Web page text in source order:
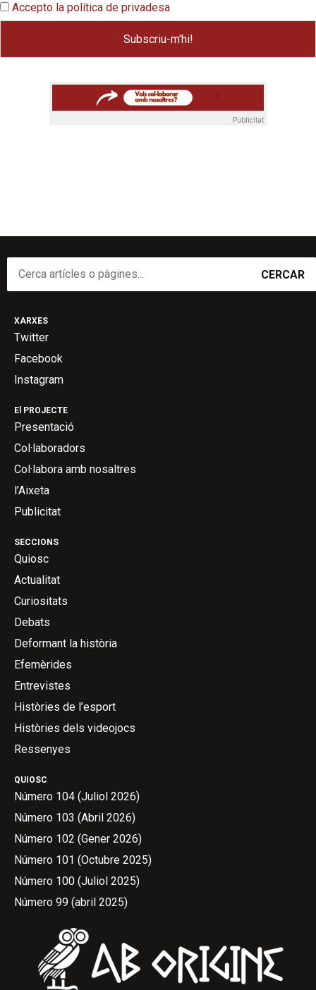
Accepto la política de privadesa
Publicitat
CERCAR
QUIOSC
Número 104 (Juliol 2026)
Número 103 (Abril 2026)
Número 102 (Gener 2026)
Número 101 (Octubre 2025)
Número 100 (Juliol 2025)
Número 99 (abril 2025)
SECCIONS
Quiosc
Actualitat
Curiositats
Debats
Deformant la història
Efemèrides
Entrevistes
Històries de l’esport
Històries dels videojocs
Ressenyes
El PROJECTE
Presentació
Col·laboradors
Col·labora amb nosaltres
l’Aixeta
Publicitat
XARXES
Twitter
Facebook
Instagram